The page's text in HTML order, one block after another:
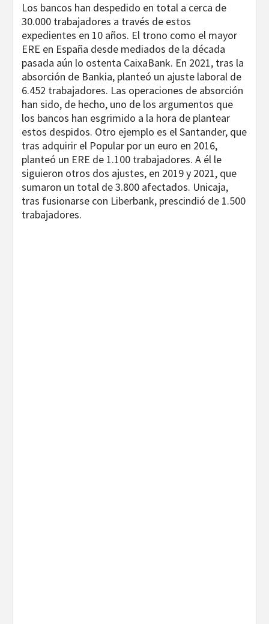
Los bancos han despedido en total a cerca de
30.000 trabajadores a través de estos
expedientes en 10 años. El trono como el mayor
ERE en España desde mediados de la década
pasada aún lo ostenta CaixaBank. En 2021, tras la
absorción de Bankia, planteó un ajuste laboral de
6.452 trabajadores. Las operaciones de absorción
han sido, de hecho, uno de los argumentos que
los bancos han esgrimido a la hora de plantear
estos despidos. Otro ejemplo es el Santander, que
tras adquirir el Popular por un euro en 2016,
planteó un ERE de 1.100 trabajadores. A él le
siguieron otros dos ajustes, en 2019 y 2021, que
sumaron un total de 3.800 afectados. Unicaja,
tras fusionarse con Liberbank, prescindió de 1.500
trabajadores.